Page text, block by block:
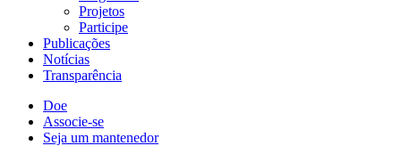
Projetos
Participe
Publicações
Notícias
Transparência
Doe
Associe-se
Seja um mantenedor